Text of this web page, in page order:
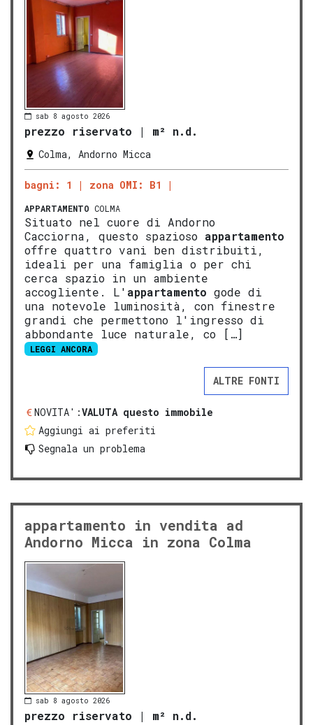
sab 8 agosto 2026
prezzo riservato | m² n.d.
Colma, Andorno Micca
bagni: 1 zona OMI: B1
APPARTAMENTO COLMA
Situato nel cuore di Andorno
Cacciorna, questo spazioso appartamento
offre quattro vani ben distribuiti,
ideali per una famiglia o per chi
cerca spazio in un ambiente
accogliente. L' appartamento gode di
una notevole luminosità, con finestre
grandi che permettono l'ingresso di
abbondante luce naturale, co […]
LEGGI ANCORA
ALTRE FONTI
NOVITA':VALUTA questo immobile
Aggiungi ai preferiti
Segnala un problema
appartamento in vendita ad
Andorno Micca in zona Colma
sab 8 agosto 2026
prezzo riservato | m² n.d.